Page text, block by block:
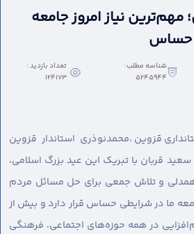
نیاز امروز جامعه
حساس
شناسه مطلب:
5245944
تعداد بازدید :
124173
قزوین ،محمدنوذری استاندار قزوین
سعید قربان با تبریک این عید بزرگ اسلامی،
و تلاش جمعی برای حل مسائل مردم
ما در شرایطی حساس قرار دارد و بیش از
در همه حوزه‌های اجتماعی، فرهنگی